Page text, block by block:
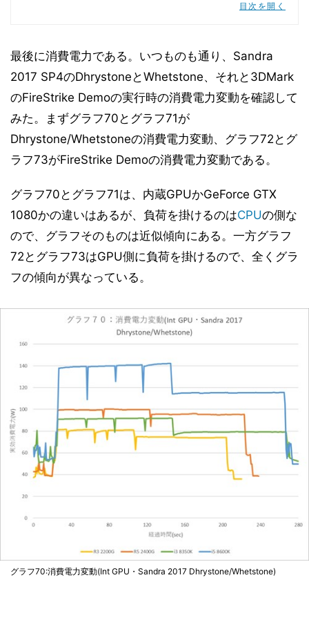
Microsoft Forza Motorsport 7
Middle-earth:Shadow of War
目次を開く
最後に消費電力である。いつものも通り、Sandra
2017 SP4のDhrystoneとWhetstone、それと3DMark
のFireStrike Demoの実行時の消費電力変動を確認して
みた。まずグラフ70とグラフ71が
Dhrystone/Whetstoneの消費電力変動、グラフ72とグ
ラフ73がFireStrike Demoの消費電力変動である。
グラフ70とグラフ71は、内蔵GPUかGeForce GTX
1080かの違いはあるが、負荷を掛けるのはCPUの側な
ので、グラフそのものは近似傾向にある。一方グラフ
72とグラフ73はGPU側に負荷を掛けるので、全くグラ
フの傾向が異なっている。
グラフ70:消費電力変動(Int GPU・Sandra 2017 Dhrystone/Whetstone)